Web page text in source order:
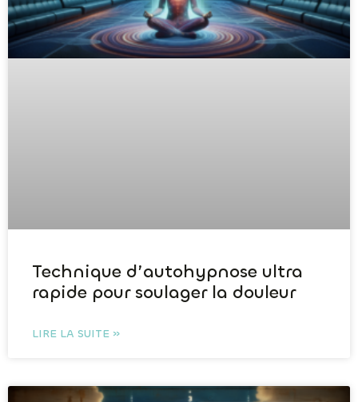
Technique d’autohypnose ultra
rapide pour soulager la douleur
LIRE LA SUITE »